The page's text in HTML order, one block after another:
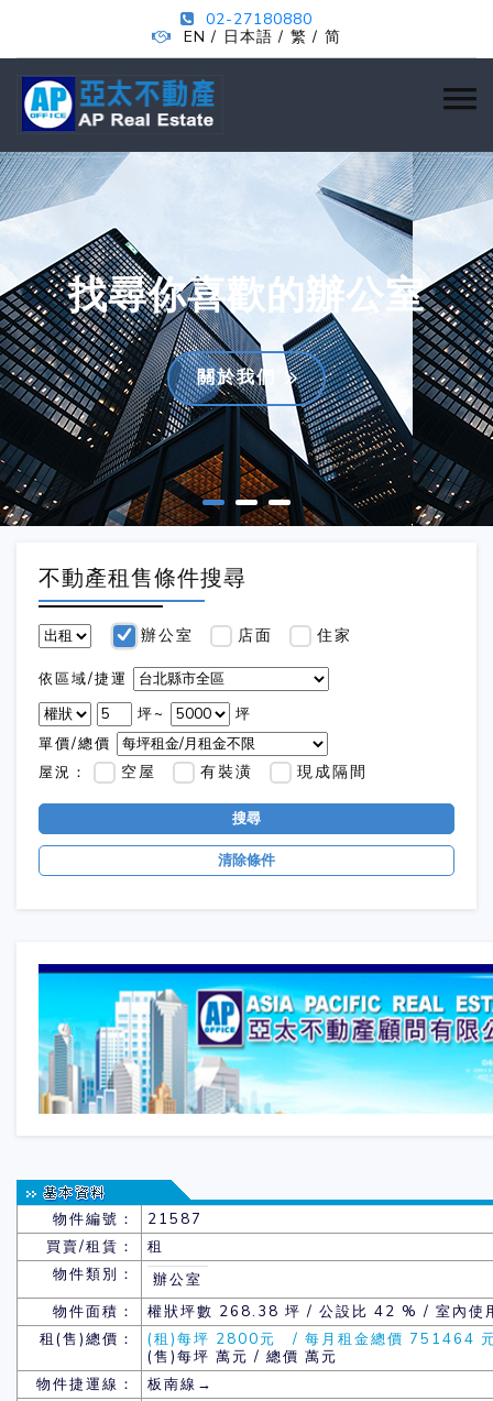
02-27180880
EN / 日本語 / 繁 / 简
找尋你喜歡的辦公室
關於我們
不動產租售條件搜尋
辦公室 店面 住家
依區域/捷運
坪~
坪
單價/總價
屋況：
空屋 有裝潢 現成隔間
搜尋
清除條件
物件編號：
21587
買賣/租賃：
租
物件類別：
辦公室
物件面積：
權狀坪數 268.38 坪 / 公設比 42 % / 室內使
租(售)總價：
(租)每坪 2800元 / 每月租金總價 751464
(售)每坪 萬元 / 總價 萬元
物件捷運線：
板南線→